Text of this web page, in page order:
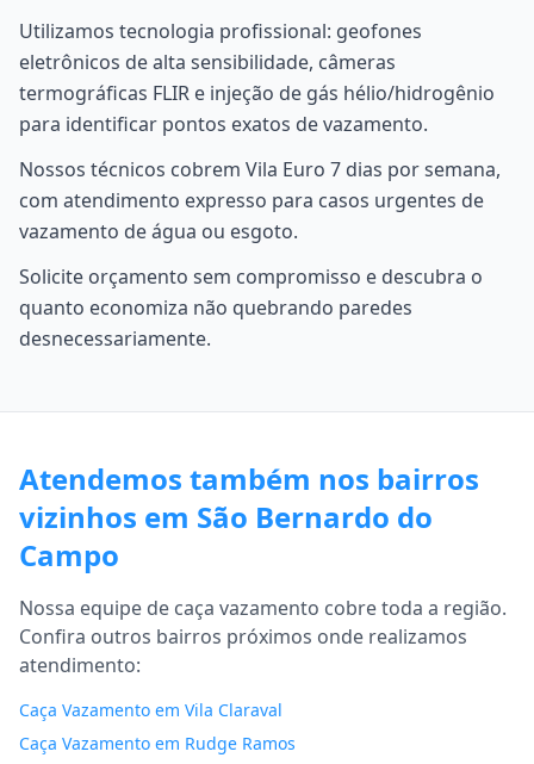
Utilizamos tecnologia profissional: geofones
eletrônicos de alta sensibilidade, câmeras
termográficas FLIR e injeção de gás hélio/hidrogênio
para identificar pontos exatos de vazamento.
Nossos técnicos cobrem Vila Euro 7 dias por semana,
com atendimento expresso para casos urgentes de
vazamento de água ou esgoto.
Solicite orçamento sem compromisso e descubra o
quanto economiza não quebrando paredes
desnecessariamente.
Atendemos também nos bairros
vizinhos em São Bernardo do
Campo
Nossa equipe de caça vazamento cobre toda a região.
Confira outros bairros próximos onde realizamos
atendimento:
Caça Vazamento em Vila Claraval
Caça Vazamento em Rudge Ramos